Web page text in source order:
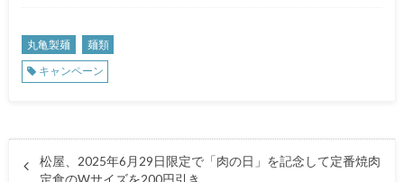
丸亀製麺
麺類
キャンペーン
松屋、2025年6月29日限定で「肉の日」を記念して定番焼肉